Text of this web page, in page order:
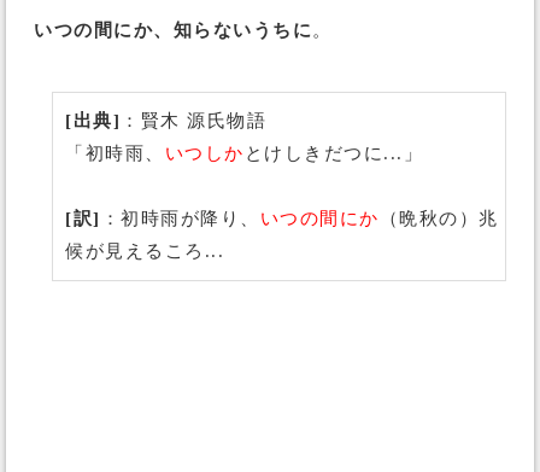
いつの間にか、知らないうちに 。
[出典] ：賢木 源氏物語
「初時雨、 いつしか とけしきだつに...」
[訳] ：初時雨が降り、 いつの間にか （晩秋の）兆
候が見えるころ...